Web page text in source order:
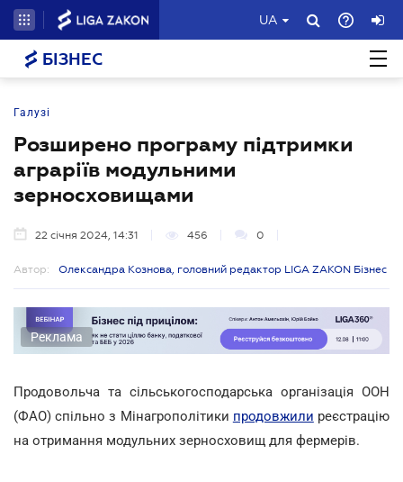
UA
БІЗНЕС
Галузі
Розширено програму підтримки
аграріїв модульними
зерносховищами
22 січня 2024, 14:31 456 0
Автор: Олександра Кознова, головний редактор LIGA ZAKON Бізнес
Реклама
Продовольча та сільськогосподарська організація ООН
(ФАО) спільно з Мінагрополітики продовжили реєстрацію
на отримання модульних зерносховищ для фермерів.